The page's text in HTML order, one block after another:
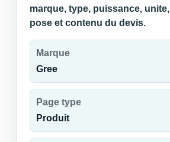
marque, type, puissance,
pose et contenu du devis.
Marque
Gree
Page type
Produit